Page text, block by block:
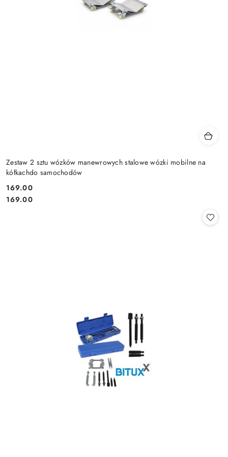
Zestaw 2 sztu wózków manewrowych stalowe wózki mobilne na
kółkachdo samochodów
Cena:
169.00
Cena:
169.00